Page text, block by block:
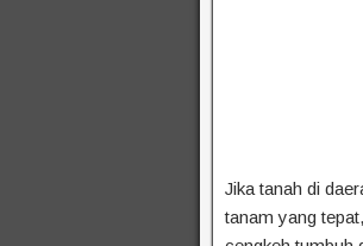
Jika tanah di
tanam yang